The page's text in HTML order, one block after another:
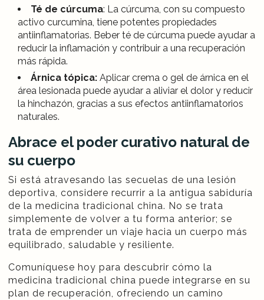
Té de cúrcuma: La cúrcuma, con su compuesto
activo curcumina, tiene potentes propiedades
antiinflamatorias. Beber té de cúrcuma puede ayudar a
reducir la inflamación y contribuir a una recuperación
más rápida.
Árnica tópica: Aplicar crema o gel de árnica en el
área lesionada puede ayudar a aliviar el dolor y reducir
la hinchazón, gracias a sus efectos antiinflamatorios
naturales.
Abrace el poder curativo natural de
su cuerpo
Si está atravesando las secuelas de una lesión
deportiva, considere recurrir a la antigua sabiduría
de la medicina tradicional china. No se trata
simplemente de volver a tu forma anterior; se
trata de emprender un viaje hacia un cuerpo más
equilibrado, saludable y resiliente.
Comuníquese hoy para descubrir cómo la
medicina tradicional china puede integrarse en su
plan de recuperación, ofreciendo un camino